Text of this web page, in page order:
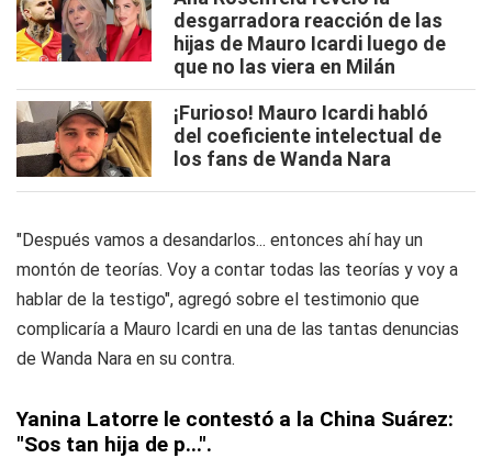
desgarradora reacción de las
hijas de Mauro Icardi luego de
que no las viera en Milán
¡Furioso! Mauro Icardi habló
del coeficiente intelectual de
los fans de Wanda Nara
"Después vamos a desandarlos... entonces ahí hay un
montón de teorías. Voy a contar todas las teorías y voy a
hablar de la testigo", agregó sobre el testimonio que
complicaría a Mauro Icardi en una de las tantas denuncias
de Wanda Nara en su contra.
Yanina Latorre le contestó a la China Suárez:
"Sos tan hija de p...".